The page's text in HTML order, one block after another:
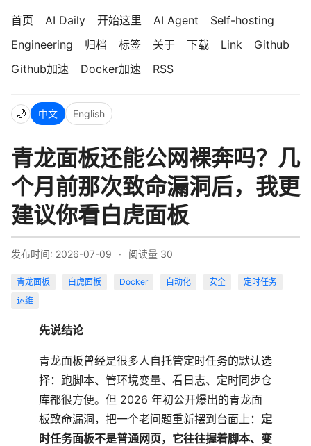
首页 AI Daily 开始这里 AI Agent
Self-hosting
Engineering
归档 标签 关于 下载 Link
Github
Github加速
Docker加速 RSS
🌙 中文 English
青龙面板还能公网裸奔吗？几
个月前那次致命漏洞后，我更
建议你看白虎面板
发布时间: 2026-07-09 · 阅读量 30
青龙面板 白虎面板 Docker 自动化 安全
定时任务
运维
先说结论
青龙面板曾经是很多人自托管定时任务的默认选
择：跑脚本、管环境变量、看日志、定时同步仓
库都很方便。但 2026 年初公开爆出的青龙面
板致命漏洞，把一个老问题重新摆到台面上： 定
时任务面板不是普通网页，它往往握着脚本、变